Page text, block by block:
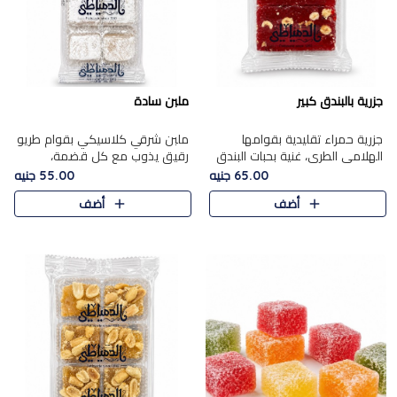
جزرية بالبندق كبير
جزرية حمراء تقليدية بقوامها
الهلامي الطري، غنية بحبات البندق
الفاخرة التي تضيف قرمشة راقية
إلى قوامها الناعم، لتقدم مزيجًا
متوازنًا من النكه..
65.00 جنيه
أضف
ملبن سادة
ملبن شرقي كلاسيكي بقوام طريو
رقيق يذوب مع كل قضمة،
مغطى بطبقة ناعمة من السكر
البودرة ليقدم المذاق الأصيل الذي
ارتبط بحلويات المولد التقليدي..
55.00 جنيه
أضف